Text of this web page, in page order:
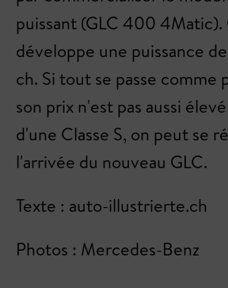
puissant (GLC 400
développe une puissance
ch. Si tout se passe comme
son prix n'est pas aussi
d'une Classe S, on peut se
l'arrivée du nouveau GLC.
Texte : auto-illustrierte.ch
Photos : Mercedes-Benz